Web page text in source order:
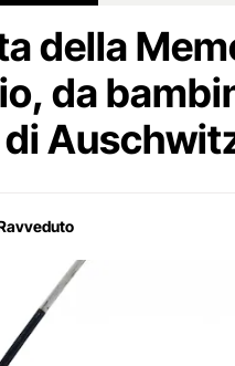
della
da